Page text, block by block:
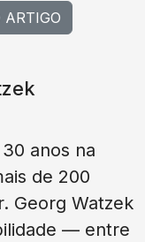
ARTIGO
anos na
de 200
Georg Watzek
— entre